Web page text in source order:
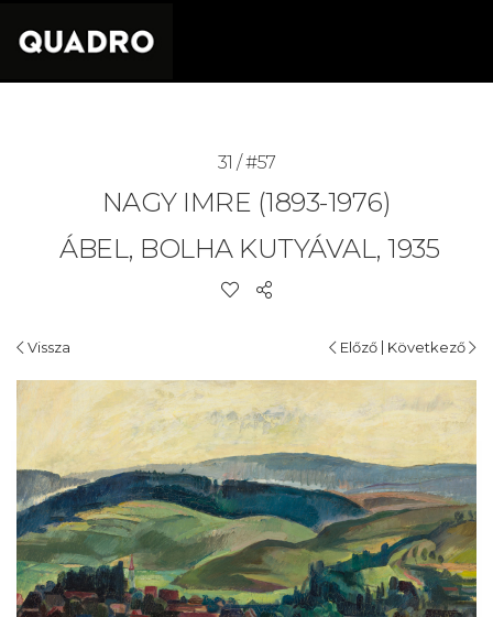
31 / #57
NAGY IMRE (1893-1976)
ÁBEL, BOLHA KUTYÁVAL, 1935
Vissza Előző | Következő